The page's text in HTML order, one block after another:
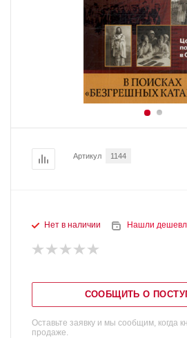
Артикул 1144
Нет в наличии Нашли
СООБЩИТЬ О
Оставьте заявку и мы сообщим, когда
продаже.